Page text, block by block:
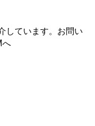
しています。お問い
へ